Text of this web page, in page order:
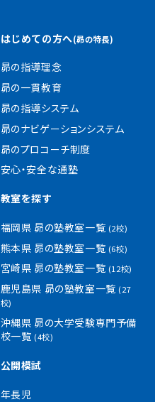
はじめての方へ(昴の特長)
昴の指導理念
昴の一貫教育
昴の指導システム
昴のナビゲーションシステム
昴のプロコーチ制度
安心・安全な通塾
教室を探す
福岡県 昴の塾教室一覧 (2校)
熊本県 昴の塾教室一覧 (6校)
宮崎県 昴の塾教室一覧 (12校)
鹿児島県 昴の塾教室一覧(27
校)
沖縄県 昴の大学受験専門予備
校一覧 (4校)
公開模試
年長児